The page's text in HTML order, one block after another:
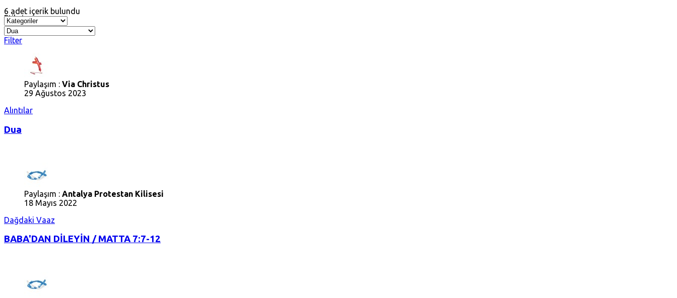
Etiket
6 adet içerik bulundu
Filter
Paylaşım : Via Christus
29 Ağustos 2023
Alıntılar
Dua
Paylaşım : Antalya Protestan Kilisesi
18 Mayıs 2022
Dağdaki Vaaz
BABA'DAN DİLEYİN / MATTA 7:7-12